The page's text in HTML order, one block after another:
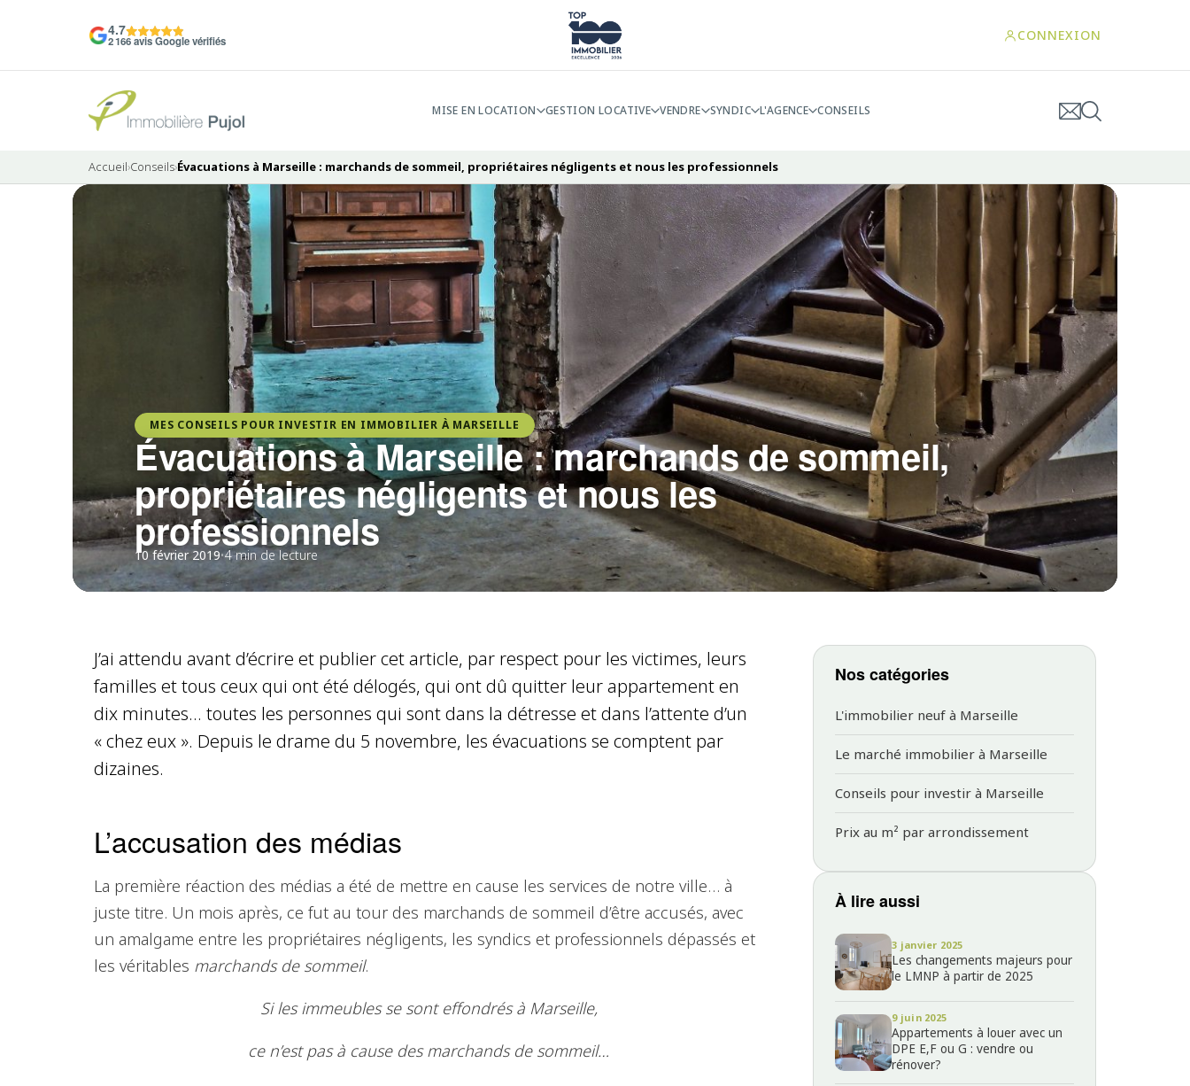
4.7
2 166 avis Google vérifiés CONNEXION
MISE EN LOCATION GESTION LOCATIVE VENDRE SYNDIC L'AGENCE CONSEILS
Accueil›Conseils›Évacuations à Marseille : marchands de sommeil, propriétaires négligents et nous les professionnels
MES CONSEILS POUR INVESTIR EN IMMOBILIER À MARSEILLE
Évacuations à Marseille : marchands de sommeil,
propriétaires négligents et nous les
professionnels
10 février 2019•4 min de lecture
J’ai attendu avant d’écrire et publier cet article, par respect pour les victimes, leurs
familles et tous ceux qui ont été délogés, qui ont dû quitter leur appartement en
dix minutes… toutes les personnes qui sont dans la détresse et dans l’attente d’un
« chez eux ». Depuis le drame du 5 novembre, les évacuations se comptent par
dizaines.
L’accusation des médias
La première réaction des médias a été de mettre en cause les services de notre ville… à
juste titre. Un mois après, ce fut au tour des marchands de sommeil d’être accusés, avec
un amalgame entre les propriétaires négligents, les syndics et professionnels dépassés et
les véritables marchands de sommeil.
Si les immeubles se sont effondrés à Marseille,
ce n’est pas à cause des marchands de sommeil…
Nos catégories
L'immobilier neuf à Marseille
Le marché immobilier à Marseille
Conseils pour investir à Marseille
Prix au m² par arrondissement
À lire aussi
3 janvier 2025
Les changements majeurs pour
le LMNP à partir de 2025
9 juin 2025
Appartements à louer avec un
DPE E,F ou G : vendre ou
rénover?